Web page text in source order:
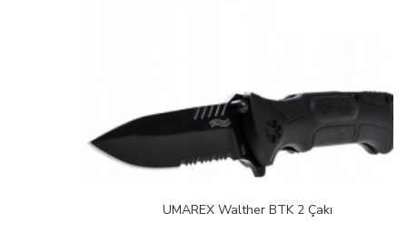
UMAREX Walther BTK 2 Çakı